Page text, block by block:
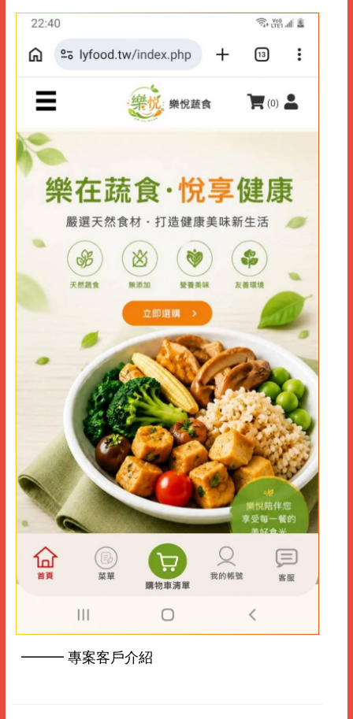
━━━ 專案客戶介紹